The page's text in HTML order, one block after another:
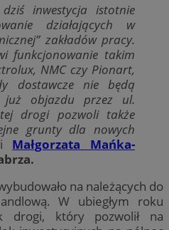
inwestycja istotnie
działających w
zakładów pracy.
funkcjonowanie takim
NMC czy Pionart,
dostawcze nie będą
już objazdu przez ul.
drogi pozwoli także
grunty dla nowych
Małgorzata Mańka-
na należących do
W ubiegłym roku
drogi, który pozwolił na